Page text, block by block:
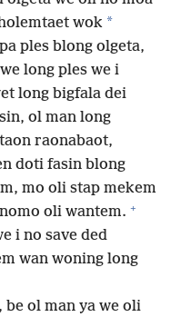
wok *
ples blong olgeta,
long ples we i
long bigfala dei
ol man long
raonabaot,
doti fasin blong
mo oli stap mekem
oli wantem. +
i no save ded
wan woning long
be ol man ya we oli